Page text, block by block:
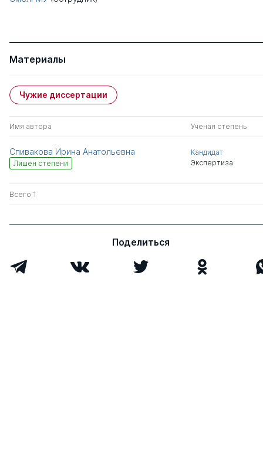
Материалы
Чужие диссертации
Имя автора Ученая степень
Спивакова Ирина Анатольевна
Лишен степени
Кандидат
Экспертиза
Всего 1
Поделиться